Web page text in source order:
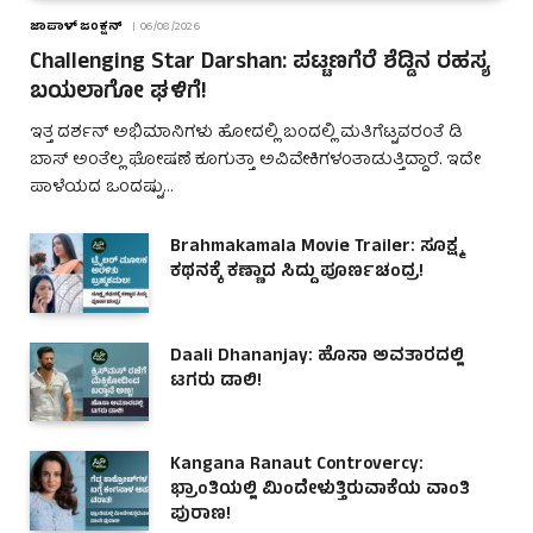
ಜಾಪಾಳ್ ಜಂಕ್ಷನ್ 06/08/2026
Challenging Star Darshan: ಪಟ್ಟಣಗೆರೆ ಶೆಡ್ಡಿನ ರಹಸ್ಯ
ಬಯಲಾಗೋ ಘಳಿಗೆ!
ಇತ್ತ ದರ್ಶನ್ ಅಭಿಮಾನಿಗಳು ಹೋದಲ್ಲಿ ಬಂದಲ್ಲಿ ಮತಿಗೆಟ್ಟವರಂತೆ ಡಿ
ಬಾಸ್ ಅಂತೆಲ್ಲ ಘೋಷಣೆ ಕೂಗುತ್ತಾ ಅವಿವೇಕಿಗಳಂತಾಡುತ್ತಿದ್ದಾರೆ. ಇದೇ
ಪಾಳೆಯದ ಒಂದಷ್ಟು…
Brahmakamala Movie Trailer: ಸೂಕ್ಷ್ಮ
ಕಥನಕ್ಕೆ ಕಣ್ಣಾದ ಸಿದ್ದು ಪೂರ್ಣಚಂದ್ರ!
Daali Dhananjay: ಹೊಸಾ ಅವತಾರದಲ್ಲಿ
ಟಗರು ಡಾಲಿ!
Kangana Ranaut Controvercy:
ಭ್ರಾಂತಿಯಲ್ಲಿ ಮಿಂದೇಳುತ್ತಿರುವಾಕೆಯ ವಾಂತಿ
ಪುರಾಣ!